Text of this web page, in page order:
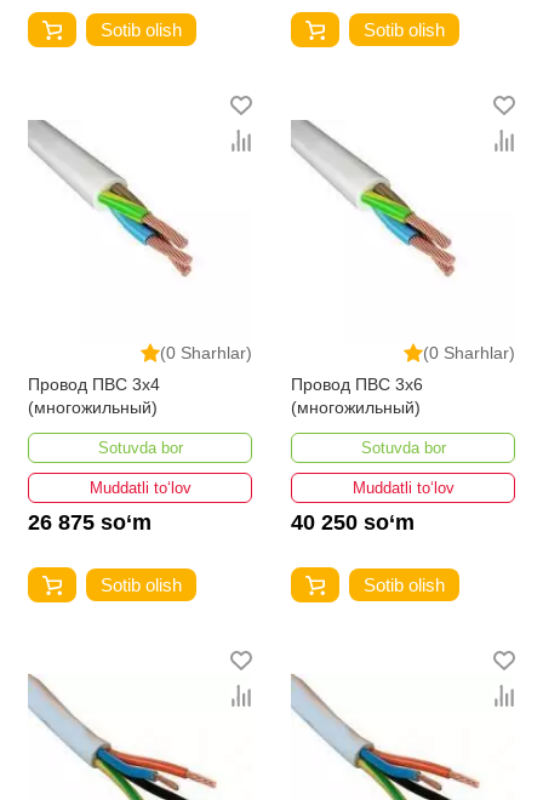
Sotib olish Sotib olish
(0 Sharhlar)
Провод ПВС 3х4
(многожильный)
Sotuvda bor
Muddatli to‘lov
26 875 so‘m
Sotib olish
(0 Sharhlar)
Провод ПВС 3х6
(многожильный)
Sotuvda bor
Muddatli to‘lov
40 250 so‘m
Sotib olish